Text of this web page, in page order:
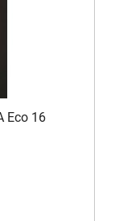
Eco 16